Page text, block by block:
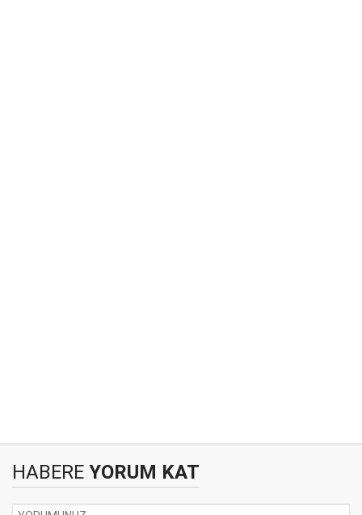
HABERE YORUM KAT